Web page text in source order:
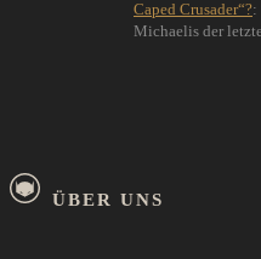
Caped Crusader“?:
Michaelis der
ÜBER UNS